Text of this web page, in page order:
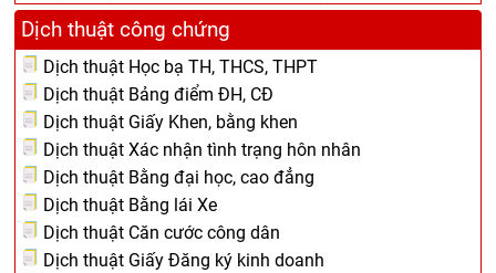
Dịch thuật công chứng
Dịch thuật Học bạ TH, THCS, THPT
Dịch thuật Bảng điểm ĐH, CĐ
Dịch thuật Giấy Khen, bằng khen
Dịch thuật Xác nhận tình trạng hôn nhân
Dịch thuật Bằng đại học, cao đẳng
Dịch thuật Bằng lái Xe
Dịch thuật Căn cước công dân
Dịch thuật Giấy Đăng ký kinh doanh